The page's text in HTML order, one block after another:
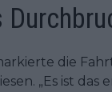
die
„Es ist das